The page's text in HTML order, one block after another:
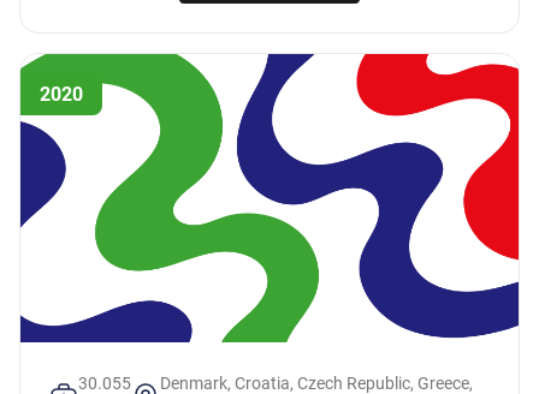
2020
30.055
Denmark, Croatia, Czech Republic, Greece,